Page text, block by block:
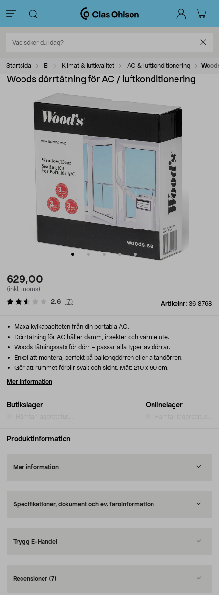
Startsida El Klimat & luftkvalitet AC & luftkonditionering
Woods dörrtätning för AC / luftkonditionering
629,00
(inkl. moms)
Artikelnr: 36-8768
2.6 (7)
Butikslager Onlinelager
Maxa kylkapaciteten från din portabla AC.
Dörrtätning för AC håller damm, insekter och värme ute.
Woods tätningssats för dörr – passar alla typer av dörrar.
Enkel att montera, perfekt på balkongdörren eller altandörren.
Gör att rummet förblir svalt och skönt. Mått 210 x 90 cm.
Mer information
Produktinformation
Mer information
Specifikationer, dokument och ev. faroinformation
Trygg E-Handel
Recensioner (7)